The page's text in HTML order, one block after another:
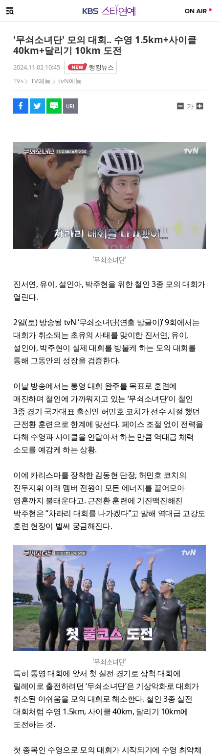
메뉴 열기
'무쇠소녀단' 모의 대회.. 수영 1.5km+사이클
40km+달리기 10km 도전
2024.11.02 10:45
랭킹뉴스
TVs
TV예능 tvN예능
페이스북
트위터
네이버
URL복사
글씨 작게보기
가
글씨 크게보기
'무쇠소녀단'
진서연, 유이, 설인아, 박주현을 위한 철인 3종 모의 대회가
열린다.
2일(토) 방송될 tvN ‘무쇠소녀단(연출 방글이)’ 9회에서는
대회가 취소되는 초유의 사태를 맞이한 진서연, 유이,
설인아, 박주현이 실제 대회를 방불케 하는 모의 대회를
통해 그동안의 성장을 검증한다.
이날 방송에서는 통영 대회 완주를 목표로 훈련에
매진하며 철인에 가까워지고 있는 ‘무쇠소녀단’이 철인
3종 경기 국가대표 출신인 허민호 코치가 선수 시절 했던
근전환 훈련으로 한계에 맞선다. 페이스 조절 없이 전력을
다해 수영과 사이클을 연달아서 하는 만큼 역대급 체력
소모를 예감케 하는 상황.
이에 카리스마를 장착한 김동현 단장, 허민호 코치의
진두지휘 아래 멤버 전원이 모든 에너지를 끌어모아
영혼까지 불태운다고. 근전환 훈련에 기진맥진해진
박주현은 “차라리 대회를 나가겠다”고 말해 역대급 고강도
훈련 현장이 벌써 궁금해진다.
'무쇠소녀단'
특히 통영 대회에 앞서 첫 실전 경기로 삼척 대회에
릴레이로 출전하려던 ‘무쇠소녀단’은 기상악화로 대회가
취소된 아쉬움을 모의 대회로 해소한다. 철인 3종 실전
대회처럼 수영 1.5km, 사이클 40km, 달리기 10km에
도전하는 것.
첫 종목인 수영으로 모의 대회가 시작되기에 수영 최약체
해시태그